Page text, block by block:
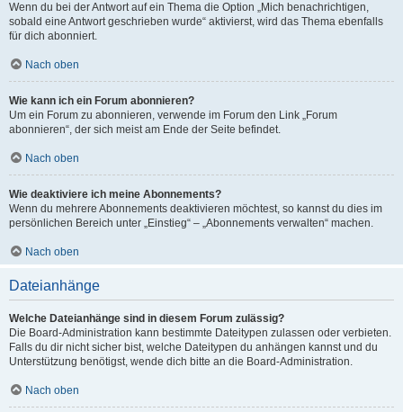
Wenn du bei der Antwort auf ein Thema die Option „Mich benachrichtigen,
sobald eine Antwort geschrieben wurde“ aktivierst, wird das Thema ebenfalls
für dich abonniert.
Nach oben
Wie kann ich ein Forum abonnieren?
Um ein Forum zu abonnieren, verwende im Forum den Link „Forum
abonnieren“, der sich meist am Ende der Seite befindet.
Nach oben
Wie deaktiviere ich meine Abonnements?
Wenn du mehrere Abonnements deaktivieren möchtest, so kannst du dies im
persönlichen Bereich unter „Einstieg“ – „Abonnements verwalten“ machen.
Nach oben
Dateianhänge
Welche Dateianhänge sind in diesem Forum zulässig?
Die Board-Administration kann bestimmte Dateitypen zulassen oder verbieten.
Falls du dir nicht sicher bist, welche Dateitypen du anhängen kannst und du
Unterstützung benötigst, wende dich bitte an die Board-Administration.
Nach oben